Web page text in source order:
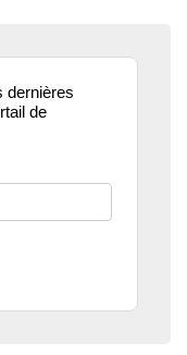
dernières
de